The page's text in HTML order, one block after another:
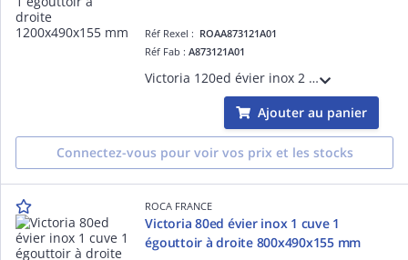
Réf Rexel : ROAA873121A01
Réf Fab :A873121A01
Victoria 120ed évier inox 2 cuves avec vidages 1 égouttoir à droite 1200x490x155 mm
Ajouter au panier
Connectez-vous pour voir vos prix et les stocks
ROCA FRANCE
Victoria 80ed évier inox 1 cuve 1
égouttoir à droite 800x490x155 mm